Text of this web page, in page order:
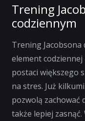
Trening
codziennym
Trening Jacobsona
element
postaci większego
na stres. Już
pozwolą zachować
także lepiej